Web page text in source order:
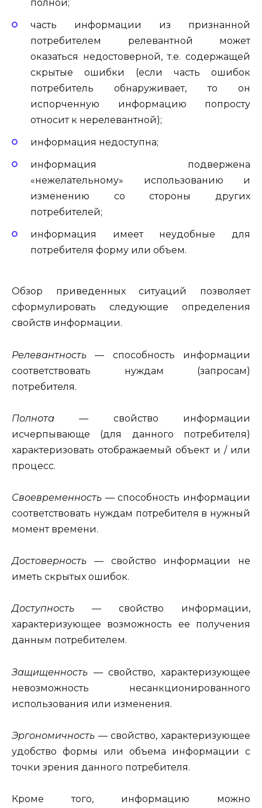
полной;
часть информации из признанной
потребителем релевантной может
оказаться недостоверной, т.е. содержащей
скрытые ошибки (если часть ошибок
потребитель обнаруживает, то он
испорченную информацию попросту
относит к нерелевантной);
информация недоступна;
информация подвержена
«нежелательному» использованию и
изменению со стороны других
потребителей;
информация имеет неудобные для
потребителя форму или объем.
Обзор приведенных ситуаций позволяет
сформулировать следую­щие определения
свойств информации.
Релевантность — способность информации
соответствовать нуждам (запросам)
потребителя.
Полнота — свойство информации
исчерпывающе (для данного потребителя)
характеризовать отображаемый объект и / или
процесс.
Своевременность —способность информации
соответствовать нуждам потребителя в нужный
момент времени.
Достоверность — свойство информации не
иметь скрытых ошибок.
Доступность — свойство информации,
характеризующее воз­можность ее получения
данным потребителем.
Защищенность — свойство, характеризующее
невозможность несанкционированного
использования или изменения.
Эргономичность — свойство, характеризующее
удобство формы или объема информации с
точки зрения данного потребителя.
Кроме того, информацию можно